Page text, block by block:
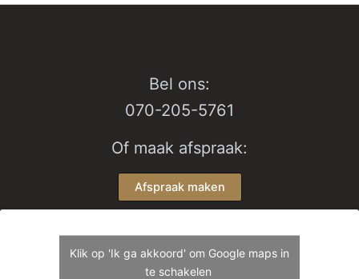
Bel ons:
070-205-5761
Of maak afspraak:
Afspraak maken
Klik op 'Ik ga akkoord' om Google maps in
te schakelen